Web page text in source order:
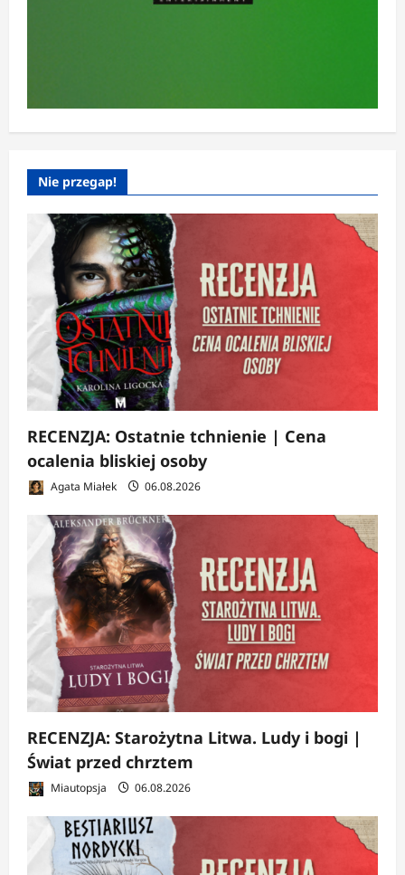
Nie przegap!
RECENZJA: Ostatnie tchnienie | Cena
ocalenia bliskiej osoby
Agata Miałek 06.08.2026
RECENZJA: Starożytna Litwa. Ludy i bogi |
Świat przed chrztem
Miautopsja 06.08.2026